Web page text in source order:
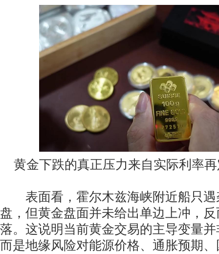
黄金下跌的真正压力来自实际利率
表面看，霍尔木兹海峡附近船只遇
盘，但黄金盘面并未给出单边上冲，
落。这说明当前黄金交易的主导变量
而是地缘风险对能源价格、通胀预期